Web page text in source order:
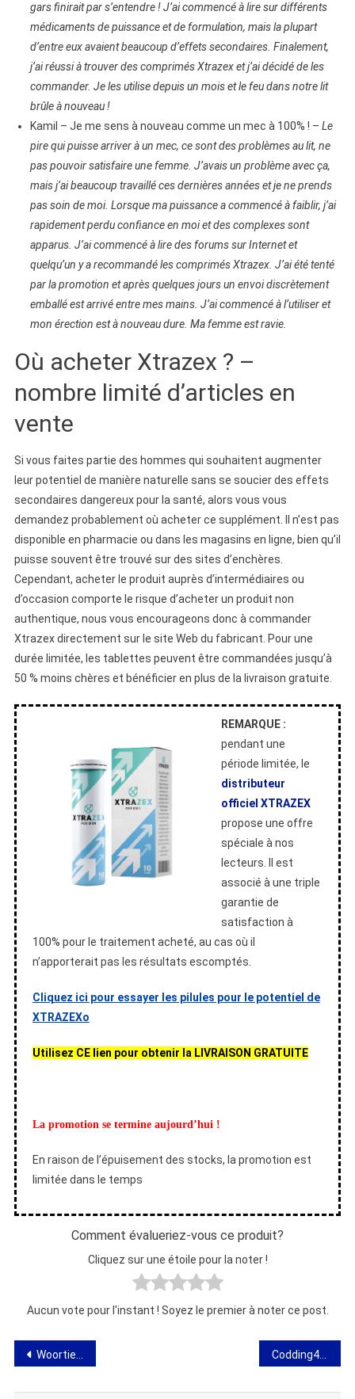
gars finirait par s’entendre ! J’ai commencé à lire sur différents
médicaments de puissance et de formulation, mais la plupart
d’entre eux avaient beaucoup d’effets secondaires. Finalement,
j’ai réussi à trouver des comprimés Xtrazex et j’ai décidé de les
commander. Je les utilise depuis un mois et le feu dans notre lit
brûle à nouveau !
Kamil – Je me sens à nouveau comme un mec à 100% ! – Le
pire qui puisse arriver à un mec, ce sont des problèmes au lit, ne
pas pouvoir satisfaire une femme. J’avais un problème avec ça,
mais j’ai beaucoup travaillé ces dernières années et je ne prends
pas soin de moi. Lorsque ma puissance a commencé à faiblir, j’ai
rapidement perdu confiance en moi et des complexes sont
apparus. J’ai commencé à lire des forums sur Internet et
quelqu’un y a recommandé les comprimés Xtrazex. J’ai été tenté
par la promotion et après quelques jours un envoi discrètement
emballé est arrivé entre mes mains. J’ai commencé à l’utiliser et
mon érection est à nouveau dure. Ma femme est ravie.
Où acheter Xtrazex ? –
nombre limité d’articles en
vente
Si vous faites partie des hommes qui souhaitent augmenter
leur potentiel de manière naturelle sans se soucier des effets
secondaires dangereux pour la santé, alors vous vous
demandez probablement où acheter ce supplément. Il n’est pas
disponible en pharmacie ou dans les magasins en ligne, bien qu’il
puisse souvent être trouvé sur des sites d’enchères.
Cependant, acheter le produit auprès d’intermédiaires ou
d’occasion comporte le risque d’acheter un produit non
authentique, nous vous encourageons donc à commander
Xtrazex directement sur le site Web du fabricant. Pour une
durée limitée, les tablettes peuvent être commandées jusqu’à
50 % moins chères et bénéficier en plus de la livraison gratuite.
REMARQUE :
pendant une
période limitée, le
distributeur
officiel XTRAZEX
propose une offre
spéciale à nos
lecteurs. Il est
associé à une triple
garantie de
satisfaction à
100% pour le traitement acheté, au cas où il
n’apporterait pas les résultats escomptés.
Cliquez ici pour essayer les pilules pour le potentiel de
XTRAZEXo
Utilisez CE lien pour obtenir la LIVRAISON GRATUITE
La promotion se termine aujourd’hui !
En raison de l’épuisement des stocks, la promotion est
limitée dans le temps
Comment évalueriez-vous ce produit?
Cliquez sur une étoile pour la noter !
Aucun vote pour l'instant ! Soyez le premier à noter ce post.
Navigation
de
Woortie Oil – Avis, ingrédients, effet, prix, boutique, où acheter